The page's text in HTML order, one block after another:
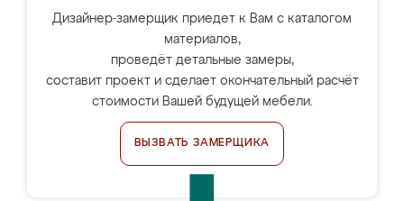
Дизайнер-замерщик приедет к Вам с каталогом
материалов,
проведёт детальные замеры,
составит проект и сделает окончательный расчёт
стоимости Вашей будущей мебели.
ВЫЗВАТЬ ЗАМЕРЩИКА